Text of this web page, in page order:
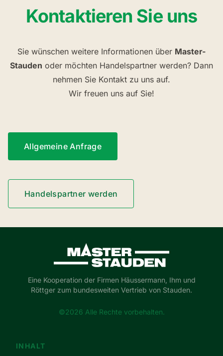
Kontaktieren Sie uns
Sie wünschen weitere Informationen über Master-
Stauden oder möchten Handelspartner werden? Dann
nehmen Sie Kontakt zu uns auf.
Wir freuen uns auf Sie!
Allgemeine Anfrage
Handelspartner werden
Master-Stauden
Eine Kooperation der Firmen Häussermann, Ihm und
Röttger zum bundesweiten Vertrieb von Stauden.
©2026 Alle Rechte vorbehalten.
INHALT